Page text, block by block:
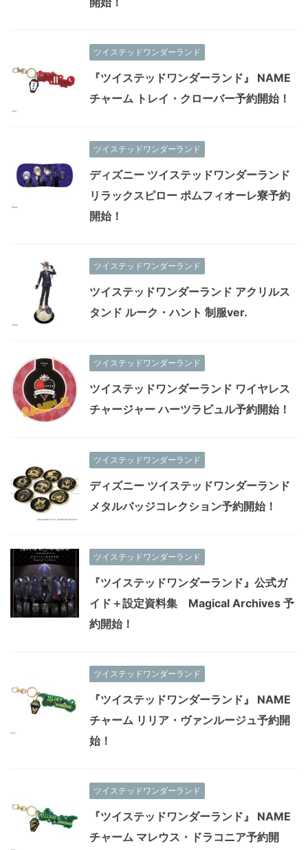
ツイステッドワンダーランド
『ツイステッドワンダーランド』 NAME
チャーム トレイ・クローバー予約開始！
ツイステッドワンダーランド
ディズニー ツイステッドワンダーランド
リラックスピロー ポムフィオーレ寮予約
開始！
ツイステッドワンダーランド
ツイステッドワンダーランド アクリルス
タンド ルーク・ハント 制服ver.
ツイステッドワンダーランド
ツイステッドワンダーランド ワイヤレス
チャージャー ハーツラビュル予約開始！
ツイステッドワンダーランド
ディズニー ツイステッドワンダーランド
メタルバッジコレクション予約開始！
ツイステッドワンダーランド
『ツイステッドワンダーランド』公式ガ
イド＋設定資料集 Magical Archives 予
約開始！
ツイステッドワンダーランド
『ツイステッドワンダーランド』 NAME
チャーム リリア・ヴァンルージュ予約開
始！
ツイステッドワンダーランド
『ツイステッドワンダーランド』 NAME
チャーム マレウス・ドラコニア予約開